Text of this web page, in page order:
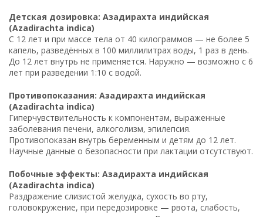
Детская дозировка: Азадирахта индийская
(Azadirachta indica)
С 12 лет и при массе тела от 40 килограммов — не более 5
капель, разведённых в 100 миллилитрах воды, 1 раз в день.
До 12 лет внутрь не применяется. Наружно — возможно с 6
лет при разведении 1:10 с водой.
Противопоказания: Азадирахта индийская
(Azadirachta indica)
Гиперчувствительность к компонентам, выраженные
заболевания печени, алкоголизм, эпилепсия.
Противопоказан внутрь беременным и детям до 12 лет.
Научные данные о безопасности при лактации отсутствуют.
Побочные эффекты: Азадирахта индийская
(Azadirachta indica)
Раздражение слизистой желудка, сухость во рту,
головокружение, при передозировке — рвота, слабость,